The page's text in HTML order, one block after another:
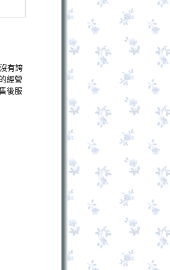
有誇
經營
後服